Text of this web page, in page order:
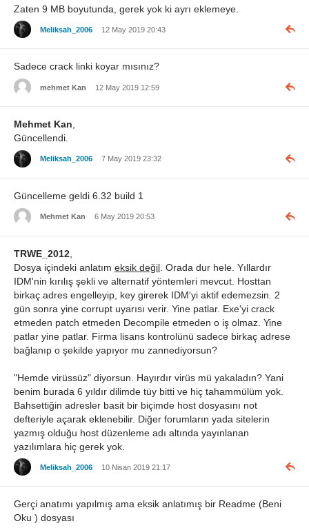
Zaten 9 MB boyutunda, gerek yok ki ayrı eklemeye.
Meliksah_2006 12 May 2019 20:43
Sadece crack linki koyar mısınız?
mehmet Kan 12 May 2019 12:59
Mehmet Kan
Güncellendi.
Meliksah_2006 7 May 2019 23:32
Güncelleme geldi 6.32 build 1
Mehmet Kan 6 May 2019 20:53
TRWE_2012
Dosya içindeki anlatım eksik değil . Orada dur hele. Yıllardır
IDM'nin kırılış şekli ve alternatif yöntemleri mevcut. Hosttan
birkaç adres engelleyip, key girerek IDM'yi aktif edemezsin. 2
gün sonra yine corrupt uyarısı verir. Yine patlar. Exe'yi crack
etmeden patch etmeden Decompile etmeden o iş olmaz. Yine
patlar yine patlar. Firma lisans kontrolünü sadece birkaç adrese
bağlanıp o şekilde yapıyor mu zannediyorsun?
"Hemde virüssüz" diyorsun. Hayırdır virüs mü yakaladın? Yani
benim burada 6 yıldır dilimde tüy bitti ve hiç tahammülüm yok.
Bahsettiğin adresler basit bir biçimde host dosyasını not
defteriyle açarak eklenebilir. Diğer forumların yada sitelerin
yazmış olduğu host düzenleme adı altında yayınlanan
yazılımlara hiç gerek yok.
Meliksah_2006 10 Nisan 2019 21:17
Gerçi anatımı yapılmış ama eksik anlatımış bir Readme (Beni
Oku ) dosyası